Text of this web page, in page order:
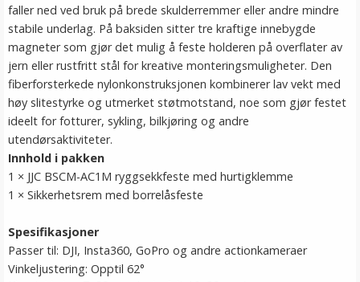
faller ned ved bruk på brede skulderremmer eller andre mindre
stabile underlag. På baksiden sitter tre kraftige innebygde
magneter som gjør det mulig å feste holderen på overflater av
jern eller rustfritt stål for kreative monteringsmuligheter. Den
fiberforsterkede nylonkonstruksjonen kombinerer lav vekt med
høy slitestyrke og utmerket støtmotstand, noe som gjør festet
ideelt for fotturer, sykling, bilkjøring og andre
utendørsaktiviteter.
Innhold i pakken
1 × JJC BSCM-AC1M ryggsekkfeste med hurtigklemme
1 × Sikkerhetsrem med borrelåsfeste
Spesifikasjoner
Passer til: DJI, Insta360, GoPro og andre actionkameraer
Vinkeljustering: Opptil 62°